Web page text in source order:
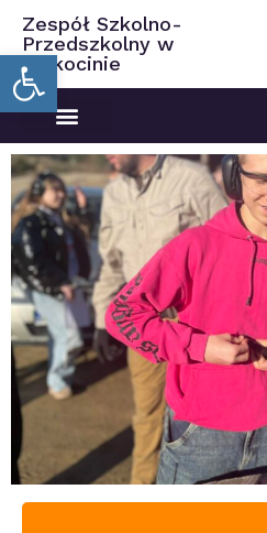
Open toolbar
Zespół Szkolno-
Przedszkolny w
Ciekocinie